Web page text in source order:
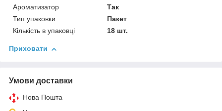
Ароматизатор
Так
Тип упаковки
Пакет
Кількість в упаковці
18 шт.
Приховати
Умови доставки
Нова Пошта